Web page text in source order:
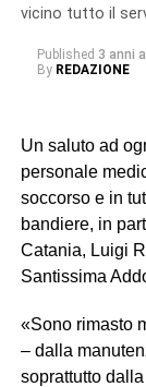
vicino tutto il
Published 3 anni
By REDAZIONE
Un saluto ad
personale
soccorso e in
bandiere, in
Catania, Luigi
Santissima
«Sono rimasto
– dalla
soprattutto